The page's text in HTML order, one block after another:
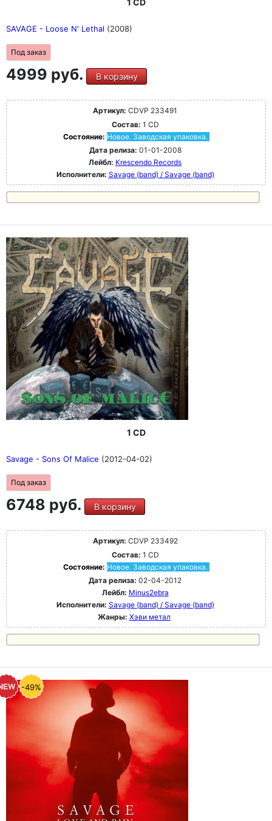
1 CD
SAVAGE - Loose N' Lethal (2008)
Под заказ
4999 руб. В корзину
Артикул: CDVP 233491
Состав: 1 CD
Состояние: Новое. Заводская упаковка.
Дата релиза: 01-01-2008
Лейбл: Krescendo Records
Исполнители: Savage (band) / Savage (band)
1 CD
Savage - Sons Of Malice (2012-04-02)
Под заказ
6748 руб. В корзину
Артикул: CDVP 233492
Состав: 1 CD
Состояние: Новое. Заводская упаковка.
Дата релиза: 02-04-2012
Лейбл: Minus2ebra
Исполнители: Savage (band) / Savage (band)
Жанры: Хэви метал
-49%